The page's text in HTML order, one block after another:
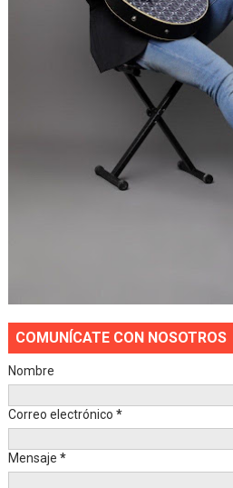
COMUNÍCATE CON NOSOTROS
Nombre
Correo electrónico *
Mensaje *